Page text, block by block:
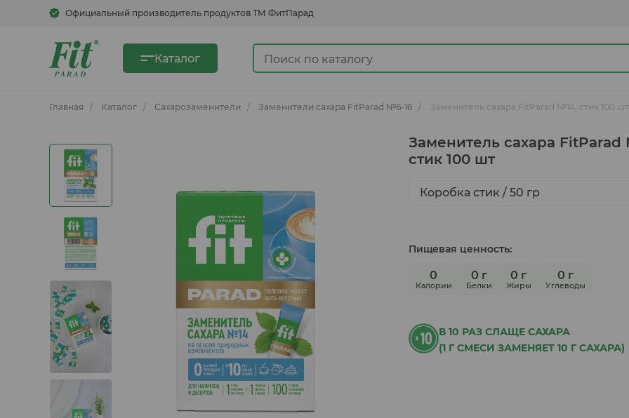
Официальный производитель продуктов ТМ ФитПарад
Джемы
Какао продукты
Быстрорастворимые напитки
Кукурузные хлопья, смеси для
блинов, каши
Ингредиенты для кулинарии
Гуляши растительные
Каталог
Главная Каталог Сахарозаменители Заменители сахара FitParad №6-16 Заменитель сахара FitParad №14, стик 100 шт
Заменитель сахара FitParad
стик 100 шт
Коробка стик / 50 гр
Пищевая ценность:
0
Калории
0 г
Белки
0 г
Жиры
0 г
Углеводы
В 10 РАЗ СЛАЩЕ САХАРА
(1 Г СМЕСИ ЗАМЕНЯЕТ 10 Г САХАРА)